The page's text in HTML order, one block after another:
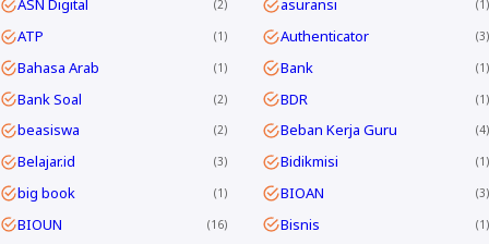
ASN Digital 2 asuransi 1
ATP 1 Authenticator 3
Bahasa Arab 1 Bank 1
Bank Soal 2 BDR 1
beasiswa 2 Beban Kerja Guru 4
Belajar.id 3 Bidikmisi 1
big book 1 BIOAN 3
BIOUN 16 Bisnis 1